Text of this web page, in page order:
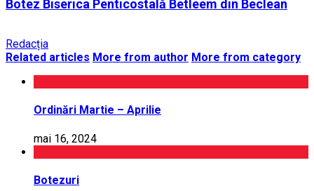
Botez Biserica Penticostală Betleem din Beclean
Redacția
Related articles More from author More from category
Ordinări Martie – Aprilie
mai 16, 2024
Botezuri